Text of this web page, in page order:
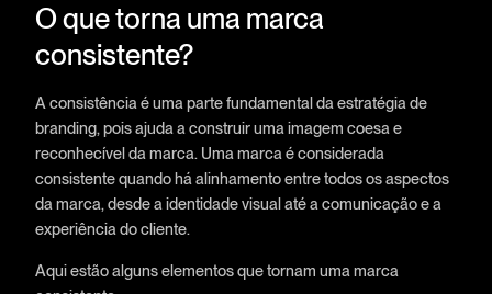
O que torna uma marca
consistente?
A consistência é uma parte fundamental da estratégia de
branding, pois ajuda a construir uma imagem coesa e
reconhecível da marca. Uma marca é considerada
consistente quando há alinhamento entre todos os aspectos
da marca, desde a identidade visual até a comunicação e a
experiência do cliente.
Aqui estão alguns elementos que tornam uma marca